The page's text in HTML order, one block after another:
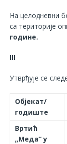
На целодневни
са територије
године.
III
Утврђује се
Објекат/
годиште
Вртић
„Меда“ у